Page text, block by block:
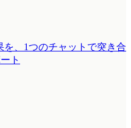
、1つのチャットで突き合
ト